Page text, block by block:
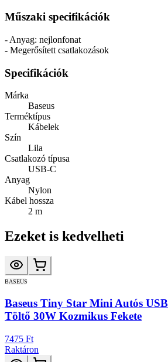
Műszaki specifikációk
- Anyag: nejlonfonat
- Megerősített csatlakozások
Specifikációk
Márka
Baseus
Terméktípus
Kábelek
Szín
Lila
Csatlakozó típusa
USB-C
Anyag
Nylon
Kábel hossza
2 m
Ezeket is kedvelheti
BASEUS
Baseus Tiny Star Mini Autós
Töltő 30W Kozmikus Fekete
7475 Ft
Raktáron